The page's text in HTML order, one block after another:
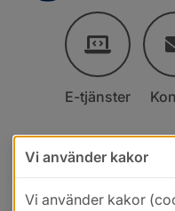
E-tjänster
Vi använder kakor
Vi använder kakor